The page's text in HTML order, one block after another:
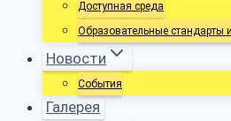
Доступная среда
Образовательные стандарты
Новости
События
Галерея